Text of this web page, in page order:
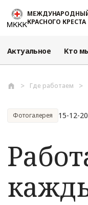
КРАСНОГО КРЕСТА
Актуальное Кто
Где работаем
Фотогалерея 15-12-